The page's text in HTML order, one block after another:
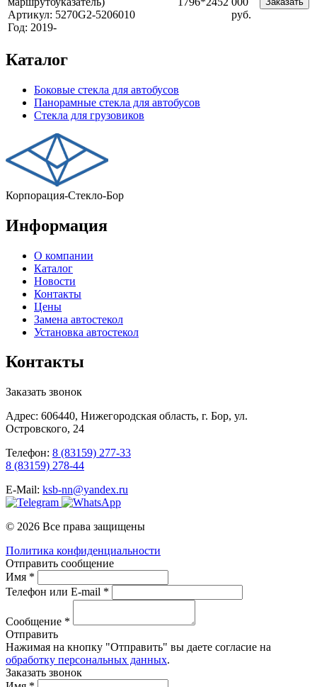
Артикул: 5270G2-5206010
Год: 2019-
руб.
Каталог
Боковые стекла для автобусов
Панорамные стекла для автобусов
Стекла для грузовиков
Корпорация-Стекло-Бор
Информация
О компании
Каталог
Новости
Контакты
Цены
Замена автостекол
Установка автостекол
Контакты
Заказать звонок
Адрес: 606440, Нижегородская область, г. Бор, ул.
Островского, 24
Телефон: 8 (83159) 277-33
8 (83159) 278-44
E-Mail: ksb-nn@yandex.ru
© 2026 Все права защищены
Политика конфиденциальности
Отправить сообщение
Имя *
Телефон или E-mail *
Сообщение *
Отправить
Нажимая на кнопку "Отправить" вы даете согласие на
обработку персональных данных.
Заказать звонок